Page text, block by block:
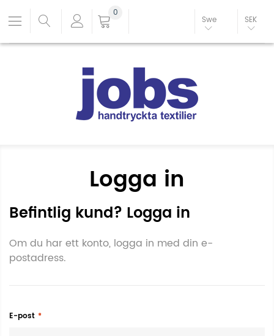
Swe SEK
0
Logga in
Befintlig kund? Logga in
Om du har ett konto, logga in med din e-
postadress.
E-post